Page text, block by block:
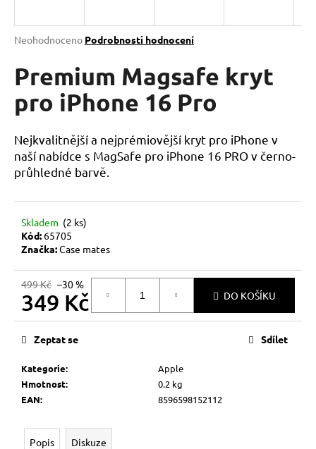
Průměrné
produktu
je
5
hvězdiček.
Neohodnoceno Podrobnosti hodnocení
Premium Magsafe kryt
pro iPhone 16 Pro
Nejkvalitnější a nejprémiovější kryt pro iPhone v
naší nabídce s MagSafe pro iPhone 16 PRO v černo-
průhledné barvě.
Skladem (2 ks)
Kód: 65705
Značka:Case mates
499 Kč –30 %
349 Kč
Měrná
DO KOŠÍKU
Kategorie:
Apple
Hmotnost:
0.2 kg
EAN: 8596598152112
Zeptat se Sdílet
Popis Diskuze
j
t
?
HLEDAT
D
o
p
o
č
u
e
m
e